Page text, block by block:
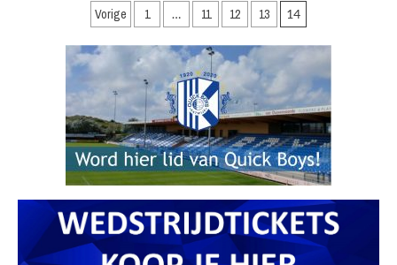
Berichten
paginering
Vorige 1 … 11 12 13 14